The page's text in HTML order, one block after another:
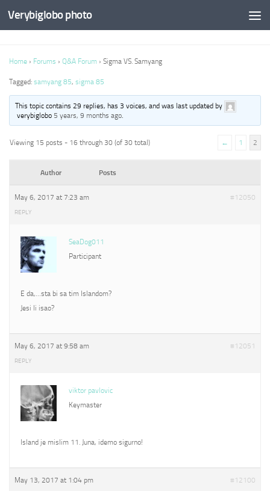
Verybiglobo photo
Home › Forums › Q&A Forum › Sigma VS. Samyang
Tagged: samyang 85, sigma 85
This topic contains 29 replies, has 3 voices, and was last updated by
verybiglobo 5 years, 9 months ago.
Viewing 15 posts - 16 through 30 (of 30 total) ← 1 2
Author Posts
May 6, 2017 at 7:23 am #12050
REPLY
SeaDog011
Participant
E da,…sta bi sa tim Islandom?
Jesi li isao?
May 6, 2017 at 9:58 am #12051
REPLY
viktor pavlovic
Keymaster
Island je mislim 11. Juna, idemo sigurno!
May 13, 2017 at 1:04 pm #12100